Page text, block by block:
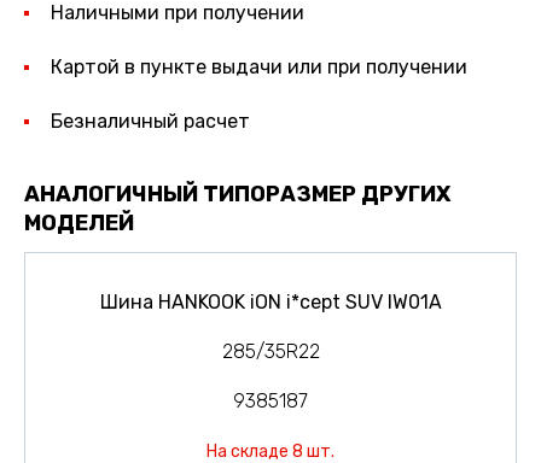
Наличными при получении
Картой в пункте выдачи или при получении
Безналичный расчет
АНАЛОГИЧНЫЙ ТИПОРАЗМЕР ДРУГИХ
МОДЕЛЕЙ
Шина HANKOOK iON i*cept SUV IW01A
285/35R22
9385187
На складе 8 шт.